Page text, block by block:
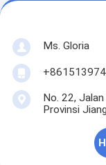
Ms. Gloria
No. 22,
Provinsi